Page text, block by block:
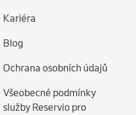
Kariéra
Blog
Ochrana osobních údajů
Všeobecné podmínky
služby Reservio pro